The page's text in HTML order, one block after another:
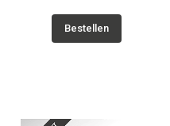
Bestellen